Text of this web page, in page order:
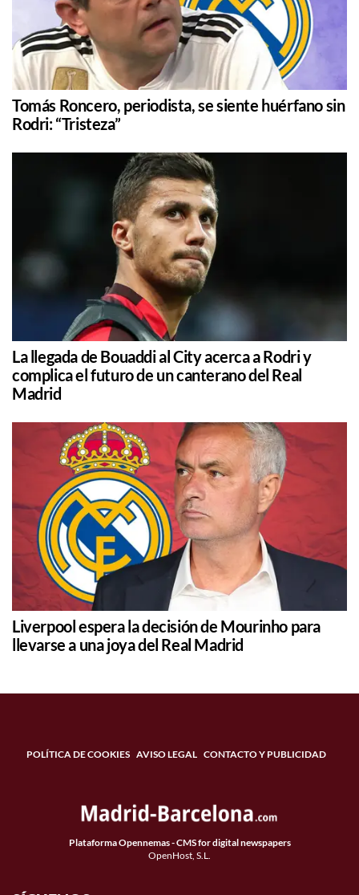
Tomás Roncero, periodista, se siente huérfano sin
Rodri: “Tristeza”
La llegada de Bouaddi al City acerca a Rodri y
complica el futuro de un canterano del Real
Madrid
Liverpool espera la decisión de Mourinho para
llevarse a una joya del Real Madrid
POLÍTICA DE COOKIES AVISO LEGAL CONTACTO Y PUBLICIDAD
Plataforma Opennemas - CMS for digital newspapers
OpenHost, S.L.